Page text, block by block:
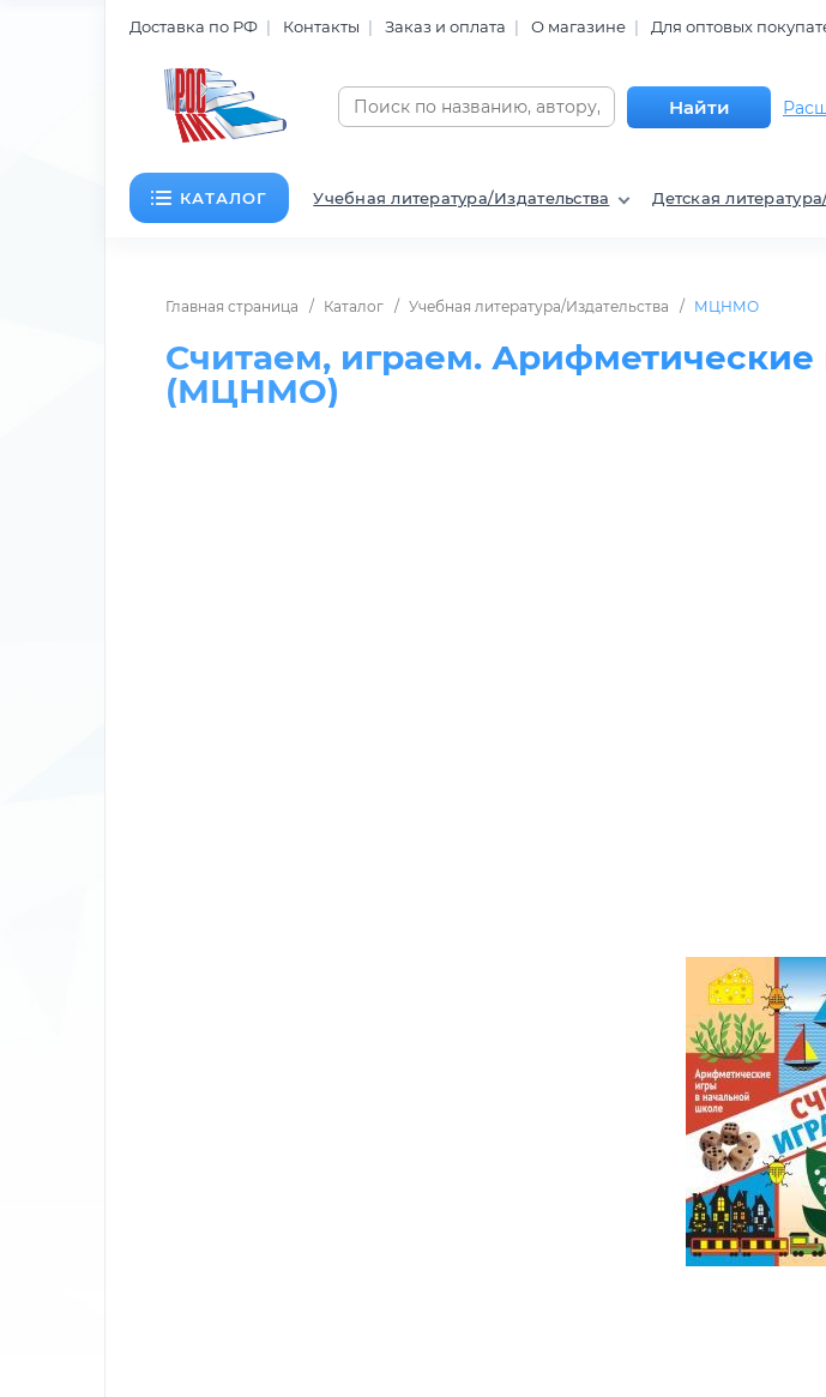
Доставка по РФ Контакты Заказ и оплата О магазине Для оптовых
Найти
КАТАЛОГ Учебная литература/Издательства Детская
Главная страница Каталог Учебная литература/Издательства МЦНМО
Считаем, играем.
(МЦНМО)